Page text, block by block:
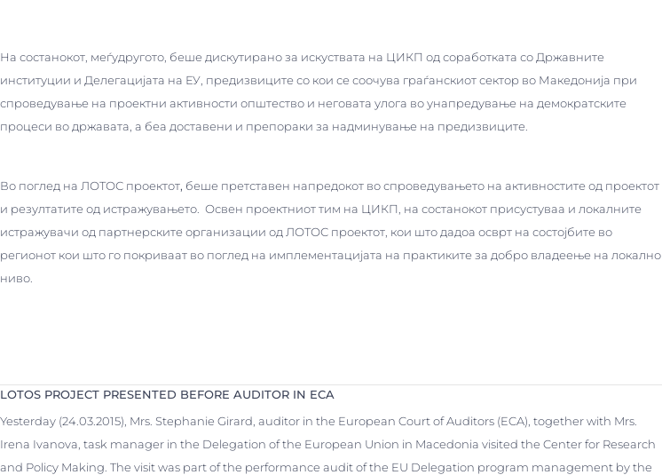
На состанокот, меѓудругото, беше дискутирано за искуствата на ЦИКП од соработката со Државните
институции и Делегацијата на ЕУ, предизвиците со кои се соочува граѓанскиот сектор во Македонија при
спроведување на проектни активности општество и неговата улога во унапредување на демократските
процеси во државата, а беа доставени и препораки за надминување на предизвиците.
Во поглед на ЛОТОС проектот, беше претставен напредокот во спроведувањето на активностите од проектот
и резултатите од истражувањето. Освен проектниот тим на ЦИКП, на состанокот присустуваа и локалните
истражувачи од партнерските организации од ЛОТОС проектот, кои што дадоа осврт на состојбите во
регионот кои што го покриваат во поглед на имплементацијата на практиките за добро владеење на локално
ниво.
LOTOS PROJECT PRESENTED BEFORE AUDITOR IN ECA
Yesterday (24.03.2015), Mrs. Stephanie Girard, auditor in the European Court of Auditors (ECA), together with Mrs.
Irena Ivanova, task manager in the Delegation of the European Union in Macedonia visited the Center for Research
and Policy Making. The visit was part of the performance audit of the EU Delegation program management by the